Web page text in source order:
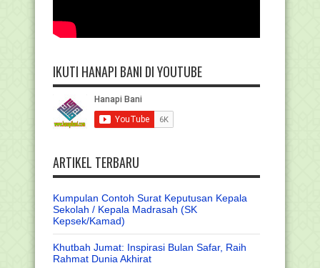
IKUTI HANAPI BANI DI YOUTUBE
ARTIKEL TERBARU
Kumpulan Contoh Surat Keputusan Kepala
Sekolah / Kepala Madrasah (SK
Kepsek/Kamad)
Khutbah Jumat: Inspirasi Bulan Safar, Raih
Rahmat Dunia Akhirat